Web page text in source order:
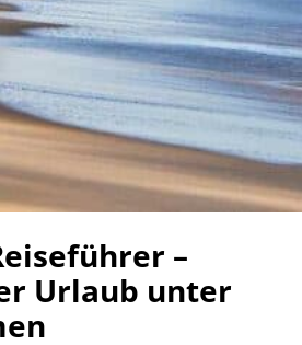
–
Urlaub unter